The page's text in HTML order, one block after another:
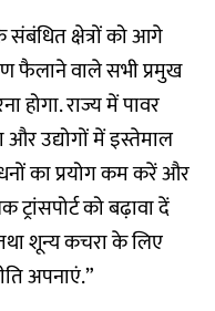
संबंधित क्षेत्रों को आगे
फैलाने वाले सभी प्रमुख
होगा. राज्य में पावर
उद्योगों में इस्तेमाल
का प्रयोग कम करें और
को बढ़ावा दें
शून्य कचरा के लिए
अपनाएं.”